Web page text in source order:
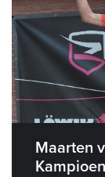
Maarten